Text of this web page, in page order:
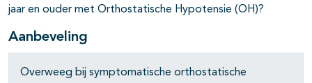
jaar en ouder met Orthostatische Hypotensie (OH)?
Aanbeveling
Overweeg bij symptomatische orthostatische